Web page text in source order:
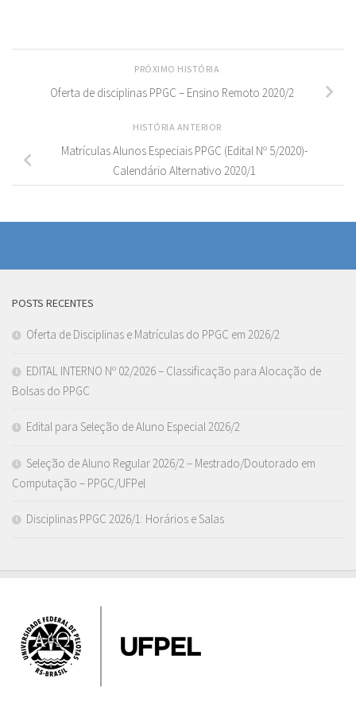
PRÓXIMO HISTÓRIA
Oferta de disciplinas PPGC – Ensino Remoto 2020/2
HISTÓRIA ANTERIOR
Matrículas Alunos Especiais PPGC (Edital Nº 5/2020)-
Calendário Alternativo 2020/1
POSTS RECENTES
Oferta de Disciplinas e Matrículas do PPGC em 2026/2
EDITAL INTERNO Nº 02/2026 – Classificação para Alocação de
Bolsas do PPGC
Edital para Seleção de Aluno Especial 2026/2
Seleção de Aluno Regular 2026/2 – Mestrado/Doutorado em
Computação – PPGC/UFPel
Disciplinas PPGC 2026/1: Horários e Salas